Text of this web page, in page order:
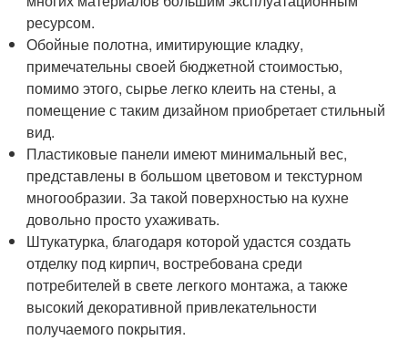
ресурсом.
Обойные полотна, имитирующие кладку,
примечательны своей бюджетной стоимостью,
помимо этого, сырье легко клеить на стены, а
помещение с таким дизайном приобретает стильный
вид.
Пластиковые панели имеют минимальный вес,
представлены в большом цветовом и текстурном
многообразии. За такой поверхностью на кухне
довольно просто ухаживать.
Штукатурка, благодаря которой удастся создать
отделку под кирпич, востребована среди
потребителей в свете легкого монтажа, а также
высокий декоративной привлекательности
получаемого покрытия.